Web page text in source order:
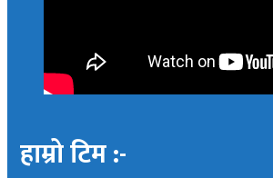
हाम्रो टिम :-